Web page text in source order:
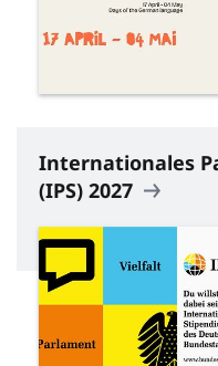
Internationales
(IPS) 2027